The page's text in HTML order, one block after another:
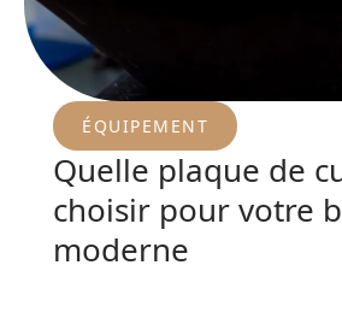
ÉQUIPEMENT
Quelle plaque de
choisir pour votre
moderne